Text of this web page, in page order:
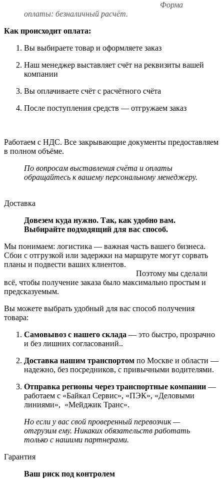
Форма
оплаты: безналичный расчёт.
Как происходит оплата:
Вы выбираете товар и оформляете заказ
Наш менеджер выставляет счёт на реквизиты вашей
компании
Вы оплачиваете счёт с расчётного счёта
После поступления средств — отгружаем заказ
Работаем с НДС. Все закрывающие документы предоставляем
в полном объёме.
По вопросам выставления счёта и оплаты
обращайтесь к вашему персональному менеджеру.
Доставка
Довезем куда нужно. Так, как удобно вам.
Выбирайте подходящий для вас способ.
Мы понимаем: логистика — важная часть вашего бизнеса.
Сбои с отгрузкой или задержки на маршруте могут сорвать
планы и подвести ваших клиентов.
Поэтому мы сделали
всё, чтобы получение заказа было максимально простым и
предсказуемым.
Вы можете выбрать удобный для вас способ получения
товара:
Самовывоз с нашего склада — это быстро, прозрачно
и без лишних согласований..
Доставка нашим транспортом по Москве и области —
надежно, без посредников, с привычными водителями.
Отправка регионы через транспортные компании —
работаем с «Байкал Сервис», «ПЭК», «Деловыми
линиями», «Мейджик Транс».
Но если у вас свой проверенный перевозчик —
отгрузим ему. Никаких обязательств работать
только с нашими партнерами.
Гарантия
Ваш риск под контролем